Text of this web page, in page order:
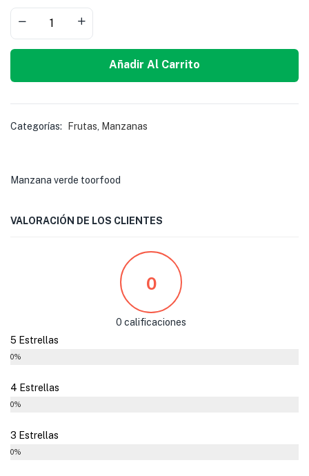
Añadir Al Carrito
Categorías: Frutas Manzanas
Manzana verde toorfood
VALORACIÓN DE LOS CLIENTES
0
0 calificaciones
5 Estrellas
0%
4 Estrellas
0%
3 Estrellas
0%